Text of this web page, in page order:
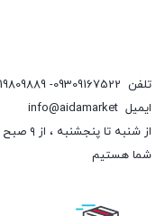
تلفن 09309167522- 09019809889
ایمیل info@aidamarket
شما هستیم